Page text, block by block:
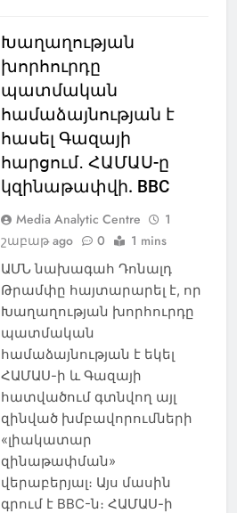
Խաղաղության
խորհուրդը
պատմական
համաձայնության է
հասել Գազայի
հարցում․ ՀԱՄԱՍ-ը
կզինաթափվի. BBC
Media Analytic Centre
1
շաբաթ ago
0 1 mins
ԱՄՆ նախագահ Դոնալդ
Թրամփը հայտարարել է, որ
Խաղաղության խորհուրդը
պատմական
համաձայնության է եկել
ՀԱՄԱՍ-ի և Գազայի
հատվածում գտնվող այլ
զինված խմբավորումների
«լիակատար
զինաթափման»
վերաբերյալ։ Այս մասին
գրում է BBC-ն։ ՀԱՄԱՍ-ի